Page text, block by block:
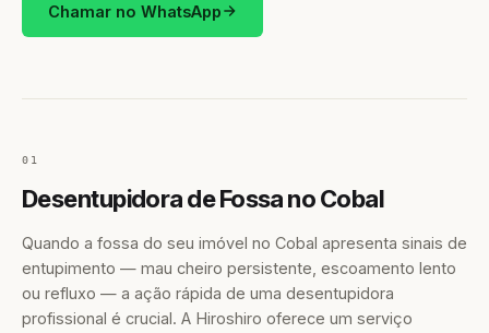
Chamar no WhatsApp
01
Desentupidora de Fossa no Cobal
Quando a fossa do seu imóvel no Cobal apresenta sinais de
entupimento — mau cheiro persistente, escoamento lento
ou refluxo — a ação rápida de uma desentupidora
profissional é crucial. A Hiroshiro oferece um serviço